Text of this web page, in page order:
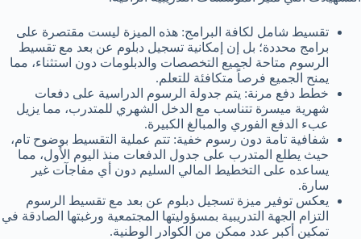
تقسيط شامل لكافة البرامج: هذه الميزة ليست مقتصرة على
برامج محددة؛ بل إن إمكانية تسجيل دبلوم عن بعد مع تقسيط
الرسوم متاحة لجميع التخصصات والدبلومات دون استثناء، مما
يمنح الجميع فرصاً متكافئة للتعلم.
خطط دفع مرنة: يتم جدولة الرسوم الدراسية على دفعات
شهرية ميسرة تتناسب مع الدخل الشهري للمتدرب، مما يزيل
عبء الدفع الفوري والمبالغ الكبيرة.
شفافية تامة دون رسوم خفية: تتم عملية التقسيط بوضوح تام،
حيث يطلع المتدرب على جدول الدفعات منذ اليوم الأول، مما
يساعده على التخطيط المالي السليم دون أي مفاجآت غير
سارة.
يعكس توفير ميزة تسجيل دبلوم عن بعد مع تقسيط الرسوم
التزام الجهة التدريبية بمسؤوليتها المجتمعية ورغبتها الصادقة في
تمكين أكبر عدد ممكن من الكوادر الوطنية.